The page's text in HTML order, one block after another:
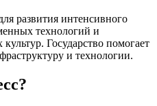
развития интенсивного
технологий и
Государство помогает
и технологии.